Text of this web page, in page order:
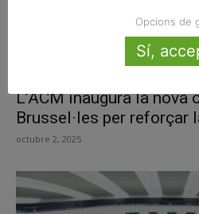
L’ACM inaugura la nova
Brussel·les per reforçar
octubre 2, 2025
Opcions de
Sí,